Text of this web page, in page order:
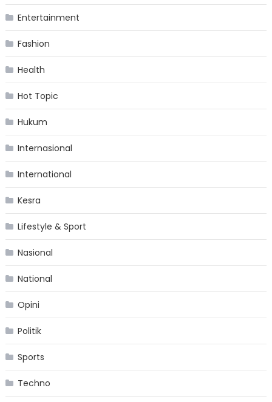
Entertainment
Fashion
Health
Hot Topic
Hukum
Internasional
International
Kesra
Lifestyle & Sport
Nasional
National
Opini
Politik
Sports
Techno